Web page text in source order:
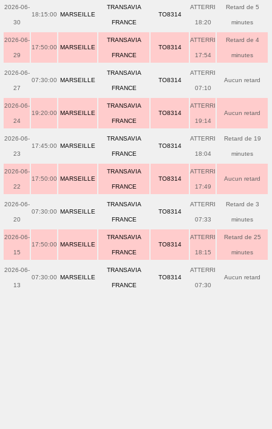
2026-06-
30
18:15:00 MARSEILLE
TRANSAVIA
FRANCE
TO8314
ATTERRI
18:20
Retard de 5
minutes
2026-06-
29
17:50:00 MARSEILLE
TRANSAVIA
FRANCE
TO8314
ATTERRI
17:54
Retard de 4
minutes
2026-06-
27
07:30:00 MARSEILLE
TRANSAVIA
FRANCE
TO8314
ATTERRI
07:10
Aucun retard
2026-06-
24
19:20:00 MARSEILLE
TRANSAVIA
FRANCE
TO8314
ATTERRI
19:14
Aucun retard
2026-06-
23
17:45:00 MARSEILLE
TRANSAVIA
FRANCE
TO8314
ATTERRI
18:04
Retard de 19
minutes
2026-06-
22
17:50:00 MARSEILLE
TRANSAVIA
FRANCE
TO8314
ATTERRI
17:49
Aucun retard
2026-06-
20
07:30:00 MARSEILLE
TRANSAVIA
FRANCE
TO8314
ATTERRI
07:33
Retard de 3
minutes
2026-06-
15
17:50:00 MARSEILLE
TRANSAVIA
FRANCE
TO8314
ATTERRI
18:15
Retard de 25
minutes
2026-06-
13
07:30:00 MARSEILLE
TRANSAVIA
FRANCE
TO8314
ATTERRI
07:30
Aucun retard